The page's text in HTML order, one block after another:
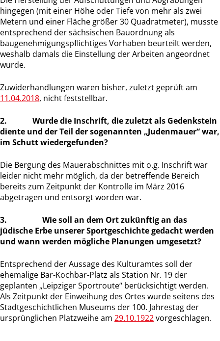
hingegen (mit einer Höhe oder Tiefe von mehr als zwei
Metern und einer Fläche größer 30 Quadratmeter), musste
entsprechend der sächsischen Bauordnung als
baugenehmigungspflichtiges Vorhaben beurteilt werden,
weshalb damals die Einstellung der Arbeiten angeordnet
wurde.
Zuwiderhandlungen waren bisher, zuletzt geprüft am
11.04.2018, nicht feststellbar.
2. Wurde die Inschrift, die zuletzt als Gedenkstein
diente und der Teil der sogenannten „Judenmauer“ war,
im Schutt wiedergefunden?
Die Bergung des Mauerabschnittes mit o.g. Inschrift war
leider nicht mehr möglich, da der betreffende Bereich
bereits zum Zeitpunkt der Kontrolle im März 2016
abgetragen und entsorgt worden war.
3. Wie soll an dem Ort zukünftig an das
jüdische Erbe unserer Sportgeschichte gedacht werden
und wann werden mögliche Planungen umgesetzt?
Entsprechend der Aussage des Kulturamtes soll der
ehemalige Bar-Kochbar-Platz als Station Nr. 19 der
geplanten „Leipziger Sportroute“ berücksichtigt werden.
Als Zeitpunkt der Einweihung des Ortes wurde seitens des
Stadtgeschichtlichen Museums der 100. Jahrestag der
ursprünglichen Platzweihe am 29.10.1922vorgeschlagen.